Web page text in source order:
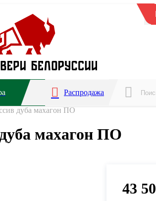
Распродажа
дуба махагон ПО
махагон ПО
43